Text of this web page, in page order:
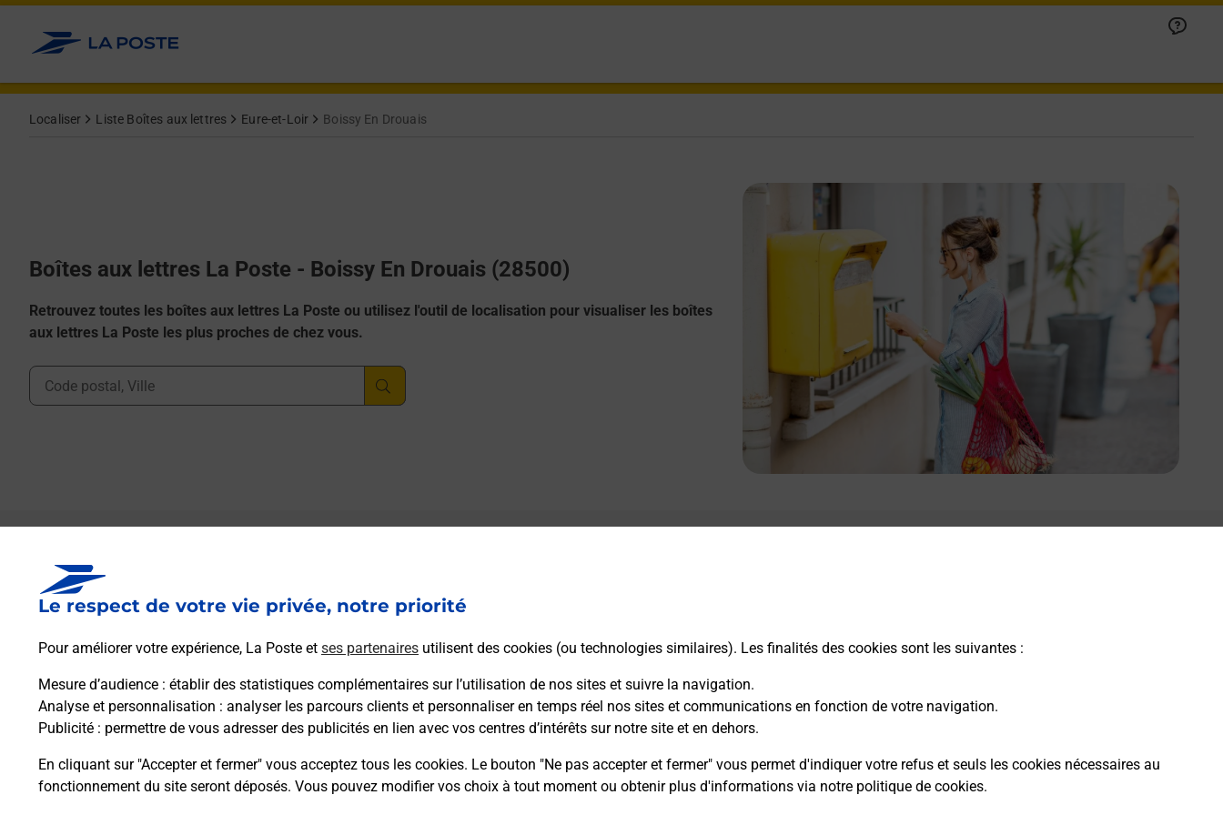
Le respect de votre vie privée, notre priorité
Pour améliorer votre expérience, La Poste et ses partenaires utilisent des cookies (ou technologies similaires). Les finalités des cookies sont les suivantes :
Mesure d’audience : établir des statistiques complémentaires sur l’utilisation de nos sites et suivre la navigation.
Analyse et personnalisation : analyser les parcours clients et personnaliser en temps réel nos sites et communications en fonction de votre navigation.
Publicité : permettre de vous adresser des publicités en lien avec vos centres d’intérêts sur notre site et en dehors.
En cliquant sur "Accepter et fermer" vous acceptez tous les cookies. Le bouton "Ne pas accepter et fermer" vous permet d'indiquer votre refus et seuls les cookies nécessaires au
fonctionnement du site seront déposés. Vous pouvez modifier vos choix à tout moment ou obtenir plus d'informations via notre politique de cookies.
Allez au contenu
Localiser Liste Boîtes aux lettres Eure-et-Loir Boissy En Drouais
Boîtes aux lettres La Poste - Boissy En Drouais (28500)
Retrouvez toutes les boîtes aux lettres La Poste ou utilisez l'outil de localisation pour visualiser les boîtes
aux lettres La Poste les plus proches de chez vous.
Ville, Département, Code Postal
Boîte aux lettres La Poste
Prochaine collecte du courrier lundià 09h00
5 Place Albert Francois
Itinéraire